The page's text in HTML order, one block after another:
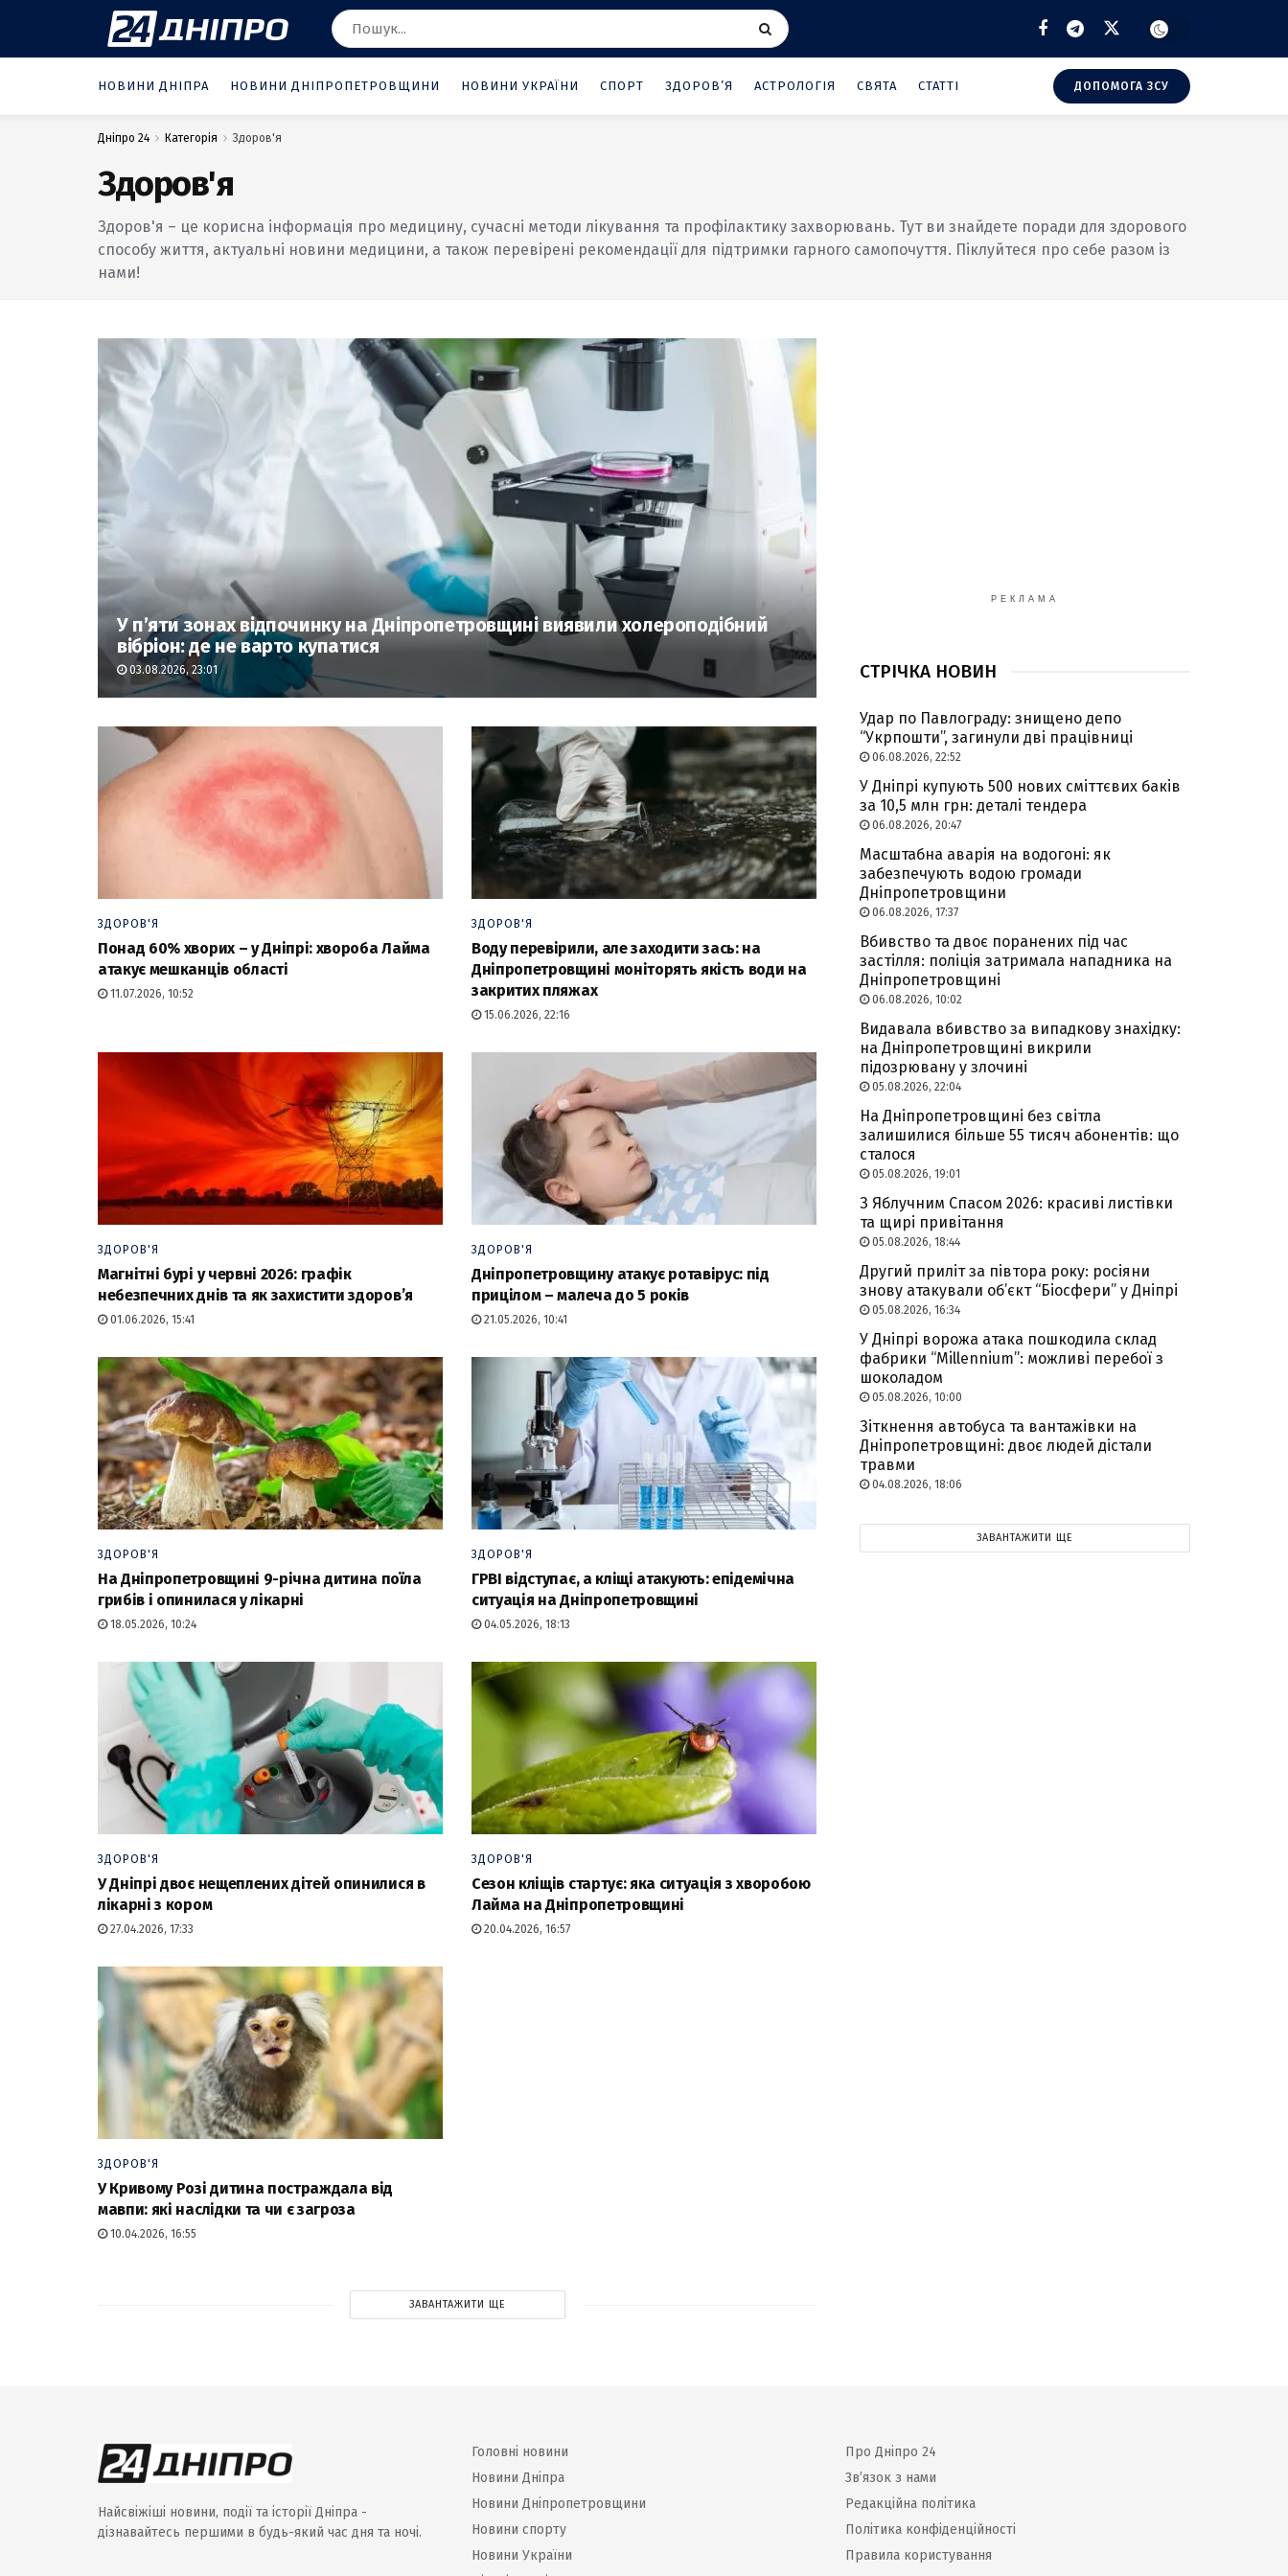
НОВИНИ ДНІПРА НОВИНИ ДНІПРОПЕТРОВЩИНИ НОВИНИ УКРАЇНИ СПОРТ ЗДОРОВ’Я АСТРОЛОГІЯ СВЯТА СТАТТІ ДОПОМОГА ЗСУ
Дніпро 24 Категорія Здоров'я
Здоров'я
Здоров'я – це корисна інформація про медицину, сучасні методи лікування та профілактику захворювань. Тут ви знайдете поради для здорового
способу життя, актуальні новини медицини, а також перевірені рекомендації для підтримки гарного самопочуття. Піклуйтеся про себе разом із
нами!
У п’яти зонах відпочинку на Дніпропетровщині виявили холероподібний
вібріон: де не варто купатися
03.08.2026, 23:01
ЗДОРОВ'Я
Понад 60% хворих – у Дніпрі: хвороба Лайма
атакує мешканців області
11.07.2026, 10:52
ЗДОРОВ'Я
Воду перевірили, але заходити зась: на
Дніпропетровщині моніторять якість води на
закритих пляжах
15.06.2026, 22:16
ЗДОРОВ'Я
Магнітні бурі у червні 2026: графік
небезпечних днів та як захистити здоров’я
01.06.2026, 15:41
ЗДОРОВ'Я
Дніпропетровщину атакує ротавірус: під
прицілом – малеча до 5 років
21.05.2026, 10:41
ЗДОРОВ'Я
На Дніпропетровщині 9-річна дитина поїла
грибів і опинилася у лікарні
18.05.2026, 10:24
ЗДОРОВ'Я
ГРВІ відступає, а кліщі атакують: епідемічна
ситуація на Дніпропетровщині
04.05.2026, 18:13
ЗДОРОВ'Я
У Дніпрі двоє нещеплених дітей опинилися в
лікарні з кором
27.04.2026, 17:33
ЗДОРОВ'Я
Сезон кліщів стартує: яка ситуація з хворобою
Лайма на Дніпропетровщині
20.04.2026, 16:57
ЗДОРОВ'Я
У Кривому Розі дитина постраждала від
мавпи: які наслідки та чи є загроза
10.04.2026, 16:55
ЗАВАНТАЖИТИ ЩЕ
РЕКЛАМА
СТРІЧКА НОВИН
Удар по Павлограду: знищено депо
“Укрпошти”, загинули дві працівниці
06.08.2026, 22:52
У Дніпрі купують 500 нових сміттєвих баків
за 10,5 млн грн: деталі тендера
06.08.2026, 20:47
Масштабна аварія на водогоні: як
забезпечують водою громади
Дніпропетровщини
06.08.2026, 17:37
Вбивство та двоє поранених під час
застілля: поліція затримала нападника на
Дніпропетровщині
06.08.2026, 10:02
Видавала вбивство за випадкову знахідку:
на Дніпропетровщині викрили
підозрювану у злочині
05.08.2026, 22:04
На Дніпропетровщині без світла
залишилися більше 55 тисяч абонентів: що
сталося
05.08.2026, 19:01
З Яблучним Спасом 2026: красиві листівки
та щирі привітання
05.08.2026, 18:44
Другий приліт за півтора року: росіяни
знову атакували об’єкт “Біосфери” у Дніпрі
05.08.2026, 16:34
У Дніпрі ворожа атака пошкодила склад
фабрики “Millennium”: можливі перебої з
шоколадом
05.08.2026, 10:00
Зіткнення автобуса та вантажівки на
Дніпропетровщині: двоє людей дістали
травми
04.08.2026, 18:06
ЗАВАНТАЖИТИ ЩЕ
Найсвіжіші новини, події та історії Дніпра -
дізнавайтесь першими в будь-який час дня та ночі.
Головні новини
Новини Дніпра
Новини Дніпропетровщини
Новини спорту
Новини України
Про Дніпро 24
Зв’язок з нами
Редакційна політика
Політика конфіденційності
Правила користування